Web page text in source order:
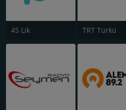
45 Lik TRT Türkü